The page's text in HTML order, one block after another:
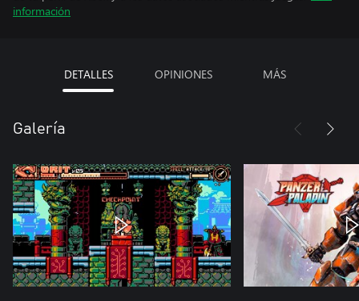
información
DETALLES OPINIONES MÁS
Galería